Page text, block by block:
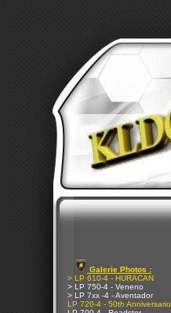
Galerie Photos :
> LP 610-4 - HURACAN
> LP 750-4 - Veneno
> LP 7xx -4 - Aventador
LP 720-4 - 50th Anniversario